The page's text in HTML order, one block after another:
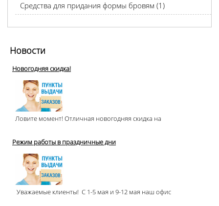
Средства для придания формы бровям (1)
Новости
Новогодняя скидка!
Ловите момент! Отличная новогодняя скидка на
Режим работы в праздничные дни
Уважаемые клиенты! С 1-5 мая и 9-12 мая наш офис